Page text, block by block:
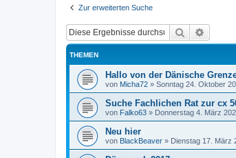
Zur erweiterten Suche
Suche
THEMEN
Hallo von der Dänische
von Micha72 » Sonntag 24. Oktober
Suche Fachlichen Rat zur cx
von Falko63 » Donnerstag 4. März
Neu hier
von BlackBeaver » Dienstag 17. März